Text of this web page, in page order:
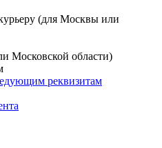
(для Москвы или
Московской области)
реквизитам